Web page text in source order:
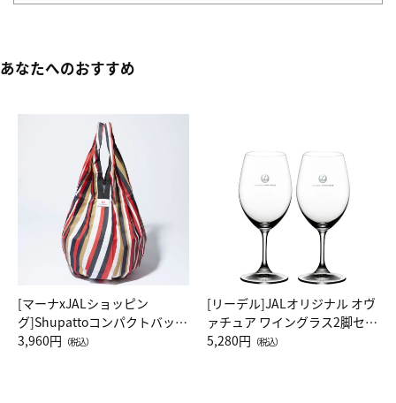
あなたへのおすすめ
[マーナxJALショッピン
グ]Shupattoコンパクトバッグ
Drop JAL客室乗務員（LC）ス
3,960円 （税込）
[リーデル]JALオリジナル オヴ
ァチュア ワイングラス2脚セッ
ト（レッドワイン）
5,280円 （税込）